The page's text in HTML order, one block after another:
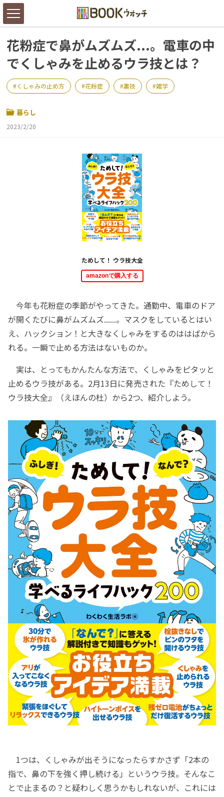
花粉症で鼻がムズムズ...。電車の中
でくしゃみを止めるウラ技とは？
くしゃみの止め方 花粉症 裏技 雑学
暮らし
2023/2/20
ためして！ ウラ技大全
amazonで購入する
今年も花粉症の季節がやってきた。通勤中、電車のドア
が開くたびに鼻がムズムズ......。マスクをしているとはい
え、ハックション！と大きなくしゃみをするのははばから
れる。一瞬で止める方法はないものか。
実は、とってもかんたんな方法で、くしゃみをピタッと
止めるウラ技がある。2月13日に発売された『ためして！
ウラ技大全』（えほんの杜）から2つ、紹介しよう。
1つは、くしゃみが出そうになったらすかさず「2本の
指で、鼻の下を強く押し続ける」というウラ技。そんなこ
とで止まるの？と疑わしく思うかもしれないが、これには